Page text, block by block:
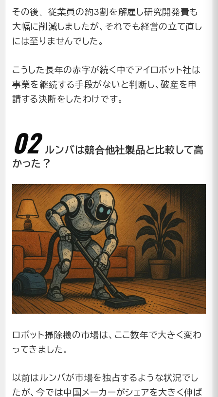
その後、従業員の約3割を解雇し研究開発費も
大幅に削減しましたが、それでも経営の立て直し
には至りませんでした。
こうした長年の赤字が続く中でアイロボット社は
事業を継続する手段がないと判断し、破産を申
請する決断をしたわけです。
ルンバは競合他社製品と比較して高
かった？
ロボット掃除機の市場は、ここ数年で大きく変わ
ってきました。
以前はルンバが市場を独占するような状況でし
たが、今では中国メーカーがシェアを大きく伸ば